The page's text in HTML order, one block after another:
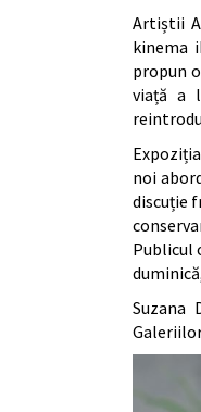
Artiștii
kinema
propun
viață a
Expoziția
noi
discuție
Publicul
Suzana